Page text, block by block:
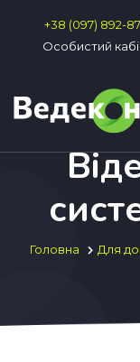
+38 (097) 892-
Особистий
Головна Для